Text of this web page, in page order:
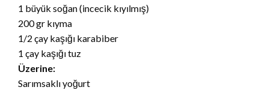
1 büyük soğan (incecik kıyılmış)
200 gr kıyma
1/2 çay kaşığı karabiber
1 çay kaşığı tuz
Üzerine:
Sarımsaklı yoğurt